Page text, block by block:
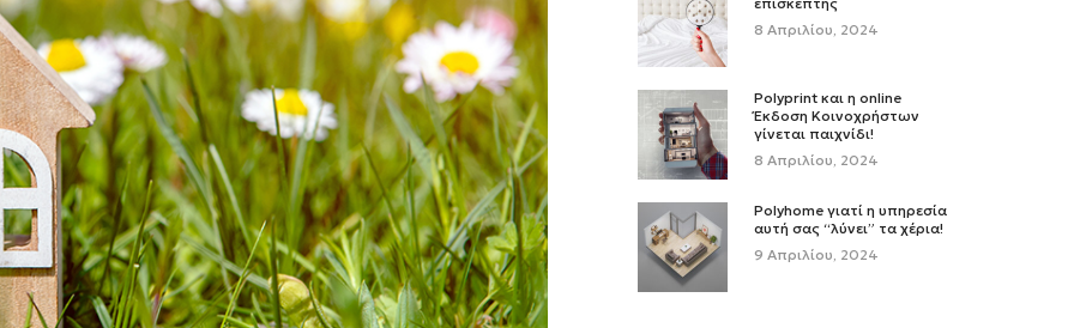
8 Απριλίου, 2024
Polyprint και η online
Έκδοση Κοινοχρήστων
γίνεται παιχνίδι!
8 Απριλίου, 2024
Polyhome γιατί η υπηρεσία
αυτή σας “λύνει” τα χέρια!
9 Απριλίου, 2024